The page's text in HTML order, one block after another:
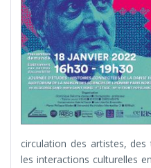
circulation des artistes,
les interactions culturelles